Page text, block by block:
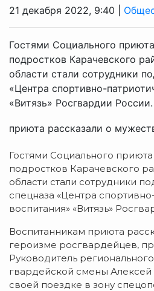
21 декабря 2022, 9:40 |
Гостями Социального
подростков Карачевского
области стали сотрудники
«Центра спортивно-
«Витязь» Росгвардии
приюта рассказали о
Гостями Социального
подростков Карачевского
области стали сотрудники
спецназа «Центра
воспитания» «Витязь»
Воспитанникам приюта
героизме росгвардейцев,
Руководитель
гвардейской смены Алексей
своей поездке в зону